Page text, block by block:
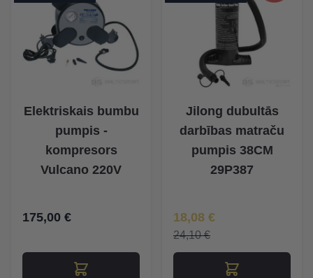
Elektriskais bumbu
pumpis -
kompresors
Vulcano 220V
175,00 €
Jilong dubultās
darbības matraču
pumpis 38CM
29P387
Īpaša Cena
18,08 €
24,10 €